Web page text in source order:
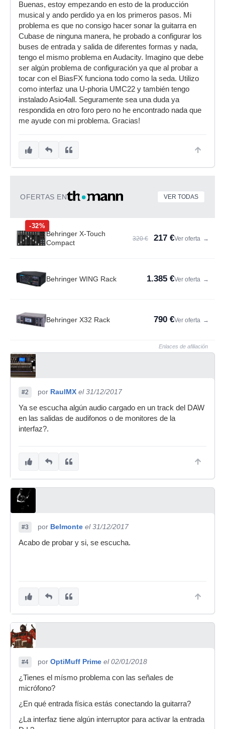
Buenas, estoy empezando en esto de la producción
musical y ando perdido ya en los primeros pasos. Mi
problema es que no consigo hacer sonar la guitarra en
Cubase de ninguna manera, he probado a configurar los
buses de entrada y salida de diferentes formas y nada,
tengo el mismo problema en Audacity. Imagino que debe
ser algún problema de configuración ya que al probar a
tocar con el BiasFX funciona todo como la seda. Utilizo
como interfaz una U-phoria UMC22 y también tengo
instalado Asio4all. Seguramente sea una duda ya
respondida en otro foro pero no he encontrado nada que
me ayude con mi problema. Gracias!
OFERTAS EN VER TODAS
-32%
Behringer X-Touch
Compact
320 € 217 €Ver oferta →
Behringer WING Rack 1.385 €Ver oferta →
Behringer X32 Rack 790 €Ver oferta →
Enlaces de afiliación
#2 por RaulMX el 31/12/2017
Ya se escucha algún audio cargado en un track del DAW
en las salidas de audifonos o de monitores de la
interfaz?.
#3 por Belmonte el 31/12/2017
Acabo de probar y si, se escucha.
#4 por OptiMuff Prime el 02/01/2018
¿Tienes el mísmo problema con las señales de
micrófono?
¿En qué entrada física estás conectando la guitarra?
¿La interfaz tiene algún interruptor para activar la entrada